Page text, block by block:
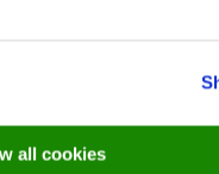
all cookies